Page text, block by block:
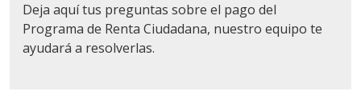
Deja aquí tus preguntas sobre el pago del
Programa de Renta Ciudadana, nuestro equipo te
ayudará a resolverlas.